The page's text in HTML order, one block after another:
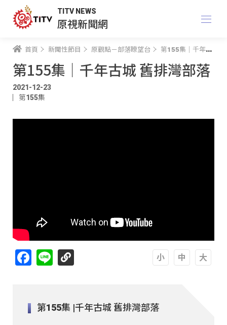
TITV NEWS
原視新聞網
首頁 新聞性節目 原觀點－部落瞭望台 第155集｜千年古城 舊排灣部落
第155集｜千年古城 舊排灣部落
2021-12-23
第155集
Facebook
Line
第155集 |千年古城 舊排灣部落